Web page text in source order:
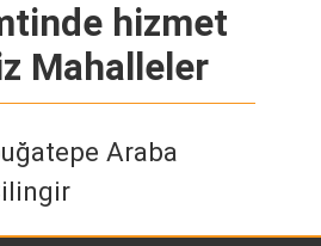
hizmet
Mahalleler
Araba